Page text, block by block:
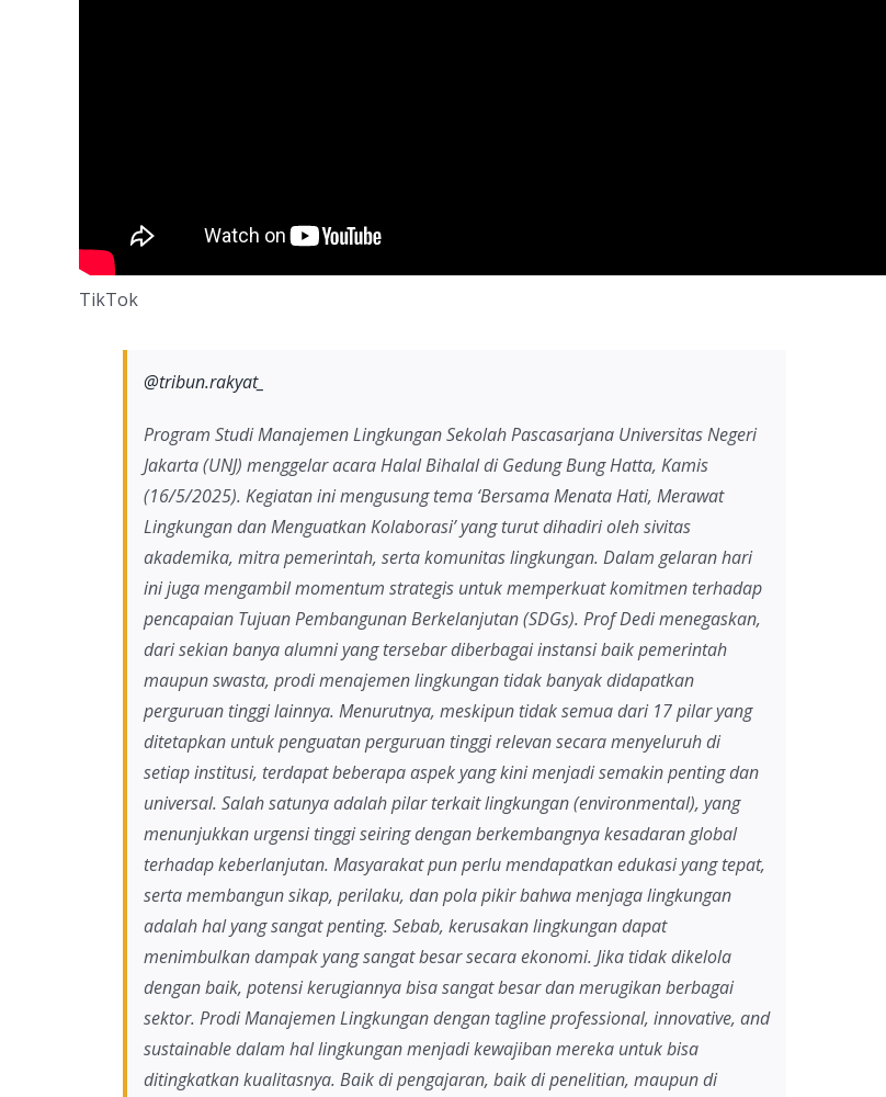
TikTok
@tribun.rakyat_
Program Studi Manajemen Lingkungan Sekolah Pascasarjana Universitas Negeri
Jakarta (UNJ) menggelar acara Halal Bihalal di Gedung Bung Hatta, Kamis
(16/5/2025). Kegiatan ini mengusung tema ‘Bersama Menata Hati, Merawat
Lingkungan dan Menguatkan Kolaborasi’ yang turut dihadiri oleh sivitas
akademika, mitra pemerintah, serta komunitas lingkungan. Dalam gelaran hari
ini juga mengambil momentum strategis untuk memperkuat komitmen terhadap
pencapaian Tujuan Pembangunan Berkelanjutan (SDGs). Prof Dedi menegaskan,
dari sekian banya alumni yang tersebar diberbagai instansi baik pemerintah
maupun swasta, prodi menajemen lingkungan tidak banyak didapatkan
perguruan tinggi lainnya. Menurutnya, meskipun tidak semua dari 17 pilar yang
ditetapkan untuk penguatan perguruan tinggi relevan secara menyeluruh di
setiap institusi, terdapat beberapa aspek yang kini menjadi semakin penting dan
universal. Salah satunya adalah pilar terkait lingkungan (environmental), yang
menunjukkan urgensi tinggi seiring dengan berkembangnya kesadaran global
terhadap keberlanjutan. Masyarakat pun perlu mendapatkan edukasi yang tepat,
serta membangun sikap, perilaku, dan pola pikir bahwa menjaga lingkungan
adalah hal yang sangat penting. Sebab, kerusakan lingkungan dapat
menimbulkan dampak yang sangat besar secara ekonomi. Jika tidak dikelola
dengan baik, potensi kerugiannya bisa sangat besar dan merugikan berbagai
sektor. Prodi Manajemen Lingkungan dengan tagline professional, innovative, and
sustainable dalam hal lingkungan menjadi kewajiban mereka untuk bisa
ditingkatkan kualitasnya. Baik di pengajaran, baik di penelitian, maupun di